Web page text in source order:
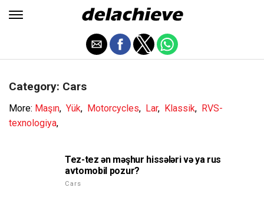
Category: Cars
More: Maşın, Yük, Motorcycles, Lar, Klassik, RVS-
texnologiya,
Tez-tez ən məşhur hissələri və ya rus
avtomobil pozur?
Cars